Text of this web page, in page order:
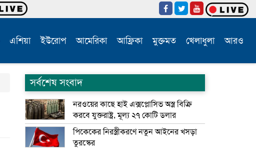
এশিয়া ইউরোপ আমেরিকা আফ্রিকা মুক্তমত খেলাধুলা আরও
সর্বশেষ সংবাদ
নরওয়ের কাছে হাই এক্সপ্লোসিভ অস্ত্র বিক্রি
করবে যুক্তরাষ্ট্র, মূল্য ২৭ কোটি ডলার
পিকেকের নিরস্ত্রীকরণে নতুন আইনের খসড়া
তুরস্কের